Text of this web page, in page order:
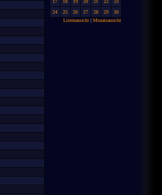
17
18 19 20 21 22
23
24
25 26 27 28 29
30
Listenansicht | Monatsansicht